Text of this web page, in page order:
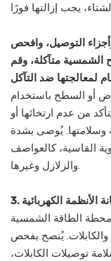
التوصيل، وافحص
الشمسية متآكلة، وقم
أو السطح باستخدام
من عدم ارتخائها أو
وسلامتها. يُوصى بشدة
القاسية، كالعواصف
والزلازل وغيرها.
الأنظمة الكهربائية
محطة الطاقة الشمسية
والكابلات. يُنصح بفحص
توصيلات الكابلات،